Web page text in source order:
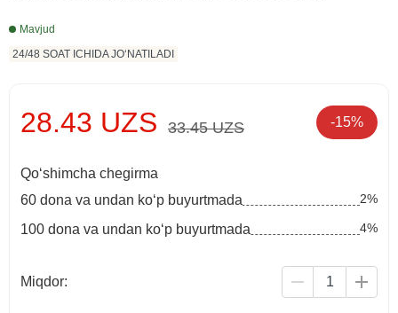
Mavjud
24/48 SOAT ICHIDA JO‘NATILADI
28.43 UZS 33.45 UZS -15%
Qo‘shimcha chegirma
60 dona va undan ko‘p buyurtmada
2%
100 dona va undan ko‘p buyurtmada 4%
Miqdor: